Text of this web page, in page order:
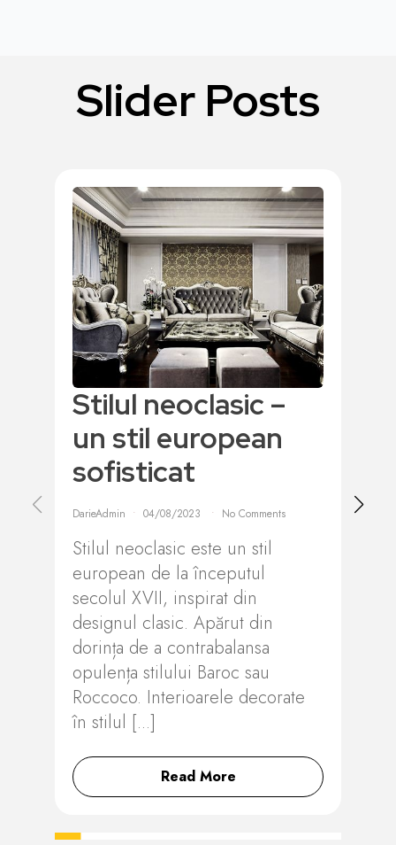
Slider Posts
Stilul neoclasic –
un stil european
sofisticat
DarieAdmin 04/08/2023 No Comments
Stilul neoclasic este un stil
european de la începutul
secolul XVII, inspirat din
designul clasic. Apărut din
dorința de a contrabalansa
opulența stilului Baroc sau
Roccoco. Interioarele decorate
în stilul [...]
Read More